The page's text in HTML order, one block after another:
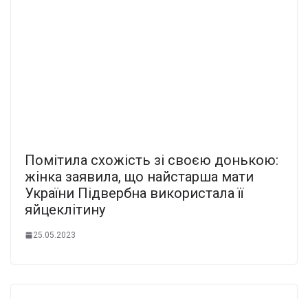
Помітила схожість зі своєю донькою:
жінка заявила, що найстарша мати
України Підвербна використала її
яйцеклітину
25.05.2023